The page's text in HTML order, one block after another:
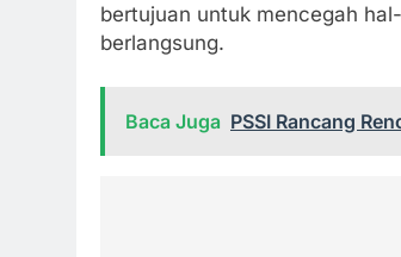
bertujuan untuk mencegah
berlangsung.
Baca Juga PSSI Rancang